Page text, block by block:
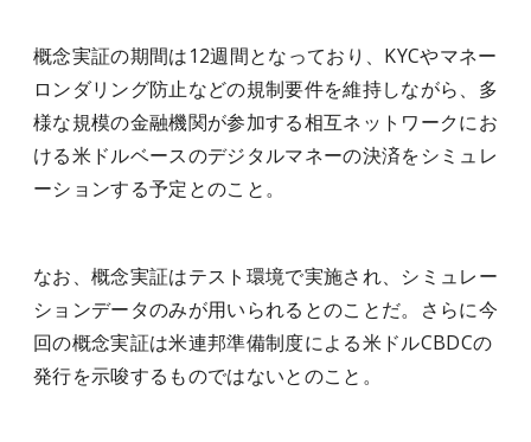
概念実証の期間は12週間となっており、KYCやマネー
ロンダリング防止などの規制要件を維持しながら、多
様な規模の金融機関が参加する相互ネットワークにお
ける米ドルベースのデジタルマネーの決済をシミュレ
ーションする予定とのこと。
なお、概念実証はテスト環境で実施され、シミュレー
ションデータのみが用いられるとのことだ。さらに今
回の概念実証は米連邦準備制度による米ドルCBDCの
発行を示唆するものではないとのこと。